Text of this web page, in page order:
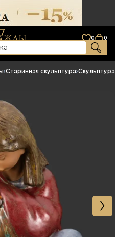
0 0
›Старинная скульптура›